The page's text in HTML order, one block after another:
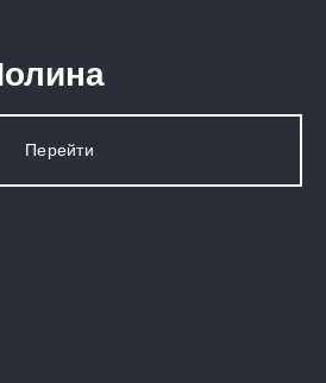
Перейти